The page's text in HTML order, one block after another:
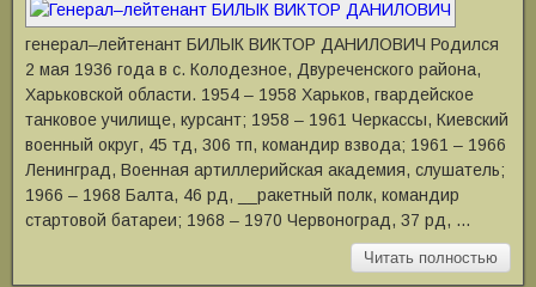
генерал‒лейтенант БИЛЫК ВИКТОР ДАНИЛОВИЧ Родился
2 мая 1936 года в с. Колодезное, Двуреченского района,
Харьковской области. 1954 ‒ 1958 Харьков, гвардейское
танковое училище, курсант; 1958 ‒ 1961 Черкассы, Киевский
военный округ, 45 тд, 306 тп, командир взвода; 1961 ‒ 1966
Ленинград, Военная артиллерийская академия, слушатель;
1966 ‒ 1968 Балта, 46 рд, __ракетный полк, командир
стартовой батареи; 1968 ‒ 1970 Червоноград, 37 рд, …
Читать полностью